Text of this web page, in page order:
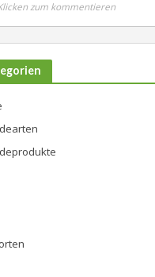
zum kommentieren